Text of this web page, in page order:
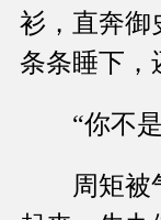
衫，直奔御
条条睡下，
“你不是
周矩被气